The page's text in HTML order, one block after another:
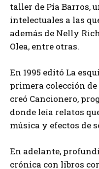
taller de Pía Barros,
intelectuales a las
además de Nelly
Olea, entre otras.
En 1995 editó La
primera colección
creó Cancionero,
donde leía relatos
música y efectos de
En adelante,
crónica con libros